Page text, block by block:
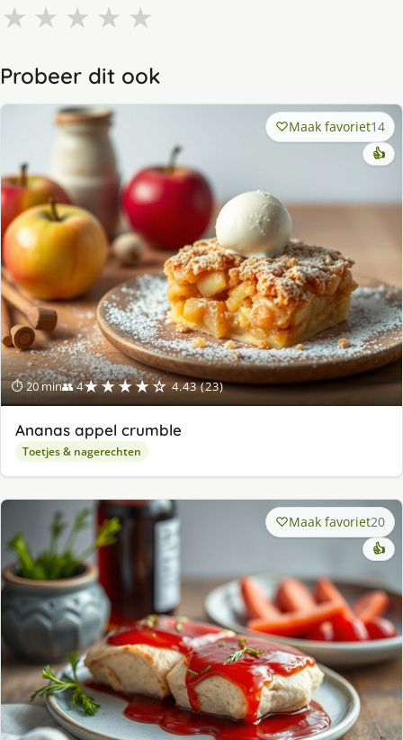
★ ★ ★ ★ ★
Probeer dit ook
⏱ 20 min👥 4★★★★☆ 4.43 (23)
Maak favoriet14
👍
Ananas appel crumble
Toetjes & nagerechten
Maak favoriet20
👍